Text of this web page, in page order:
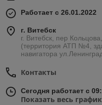
Работает с 26.01.2022
г. Витебск
г. Витебск, пер
(территория АТП №4,
навигатора
Контакты
Сегодня работает с
Показать весь